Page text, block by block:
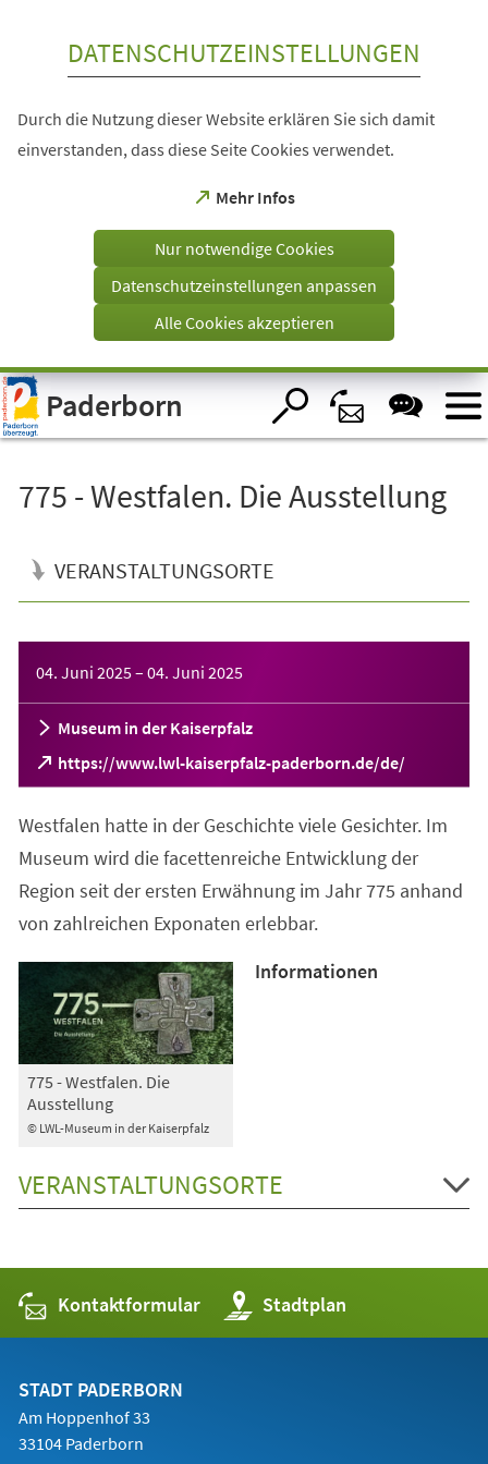
Visuelle
Assistenzsoftware
öffnen.
DATENSCHUTZEINSTELLUNGEN
Durch die Nutzung dieser Website erklären Sie sich damit
einverstanden, dass diese Seite Cookies verwendet.
Mehr Infos
(Öffnet
einem
Tab)
Nur notwendige Cookies
Datenschutzeinstellungen anpassen
Alle Cookies akzeptieren
Paderborn
775 - Westfalen. Die Ausstellung
VERANSTALTUNGSORTE
04. Juni 2025– 04. Juni 2025
Museum in der Kaiserpfalz
https://www.lwl-kaiserpfalz-paderborn.de/de/
(Öffnet
in
neuen
Westfalen hatte in der Geschichte viele Gesichter. Im
Museum wird die facettenreiche Entwicklung der
Region seit der ersten Erwähnung im Jahr 775 anhand
von zahlreichen Exponaten erlebbar.
© LWL-Museum in der Kaiserpfalz
775 - Westfalen. Die
Ausstellung
Informationen
VERANSTALTUNGSORTE
Kontaktformular Stadtplan
(Öffnet
in
einem
STADT PADERBORN
Am Hoppenhof 33
33104 Paderborn